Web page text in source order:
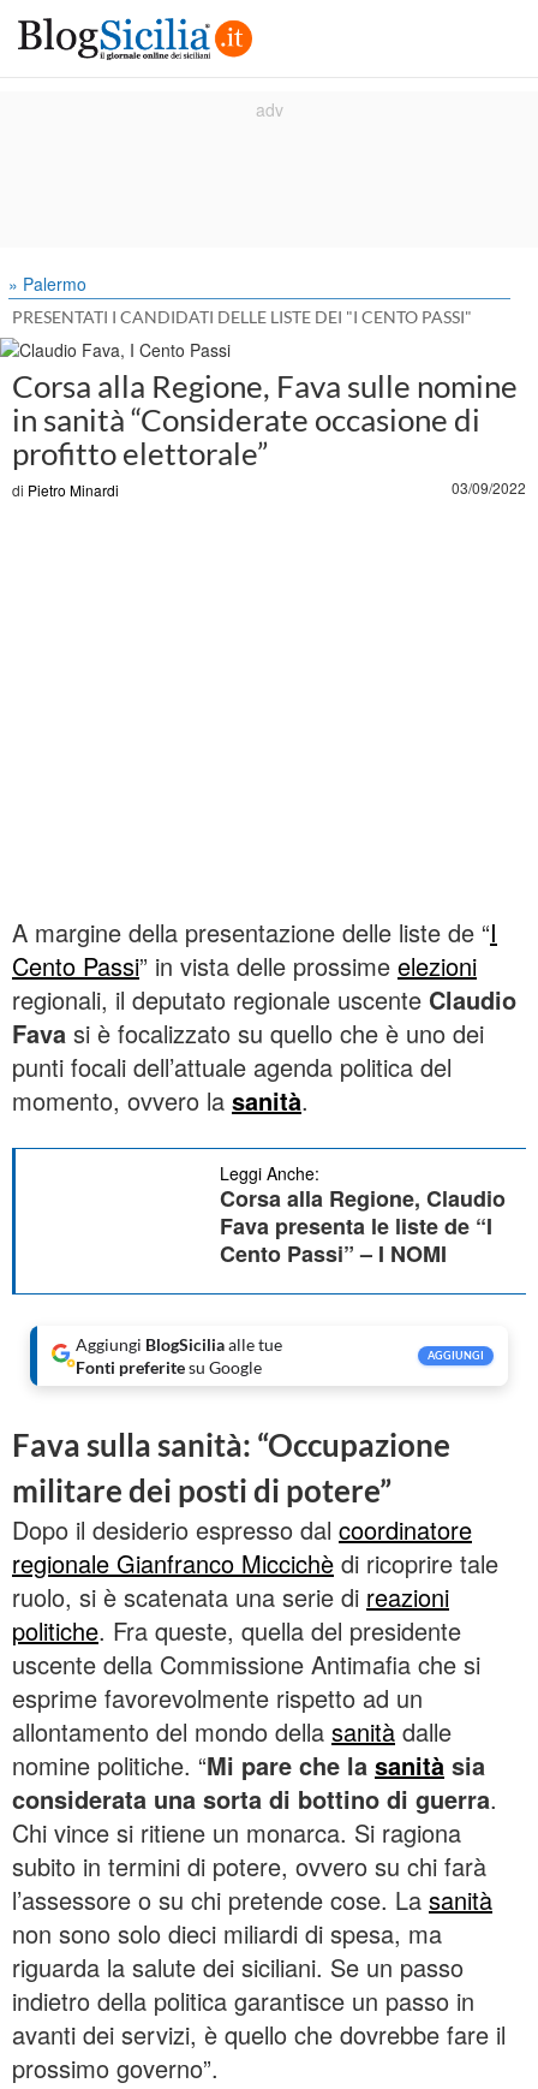
» Palermo
PRESENTATI I CANDIDATI DELLE LISTE DEI "I CENTO PASSI"
Corsa alla Regione, Fava sulle nomine
in sanità “Considerate occasione di
profitto elettorale”
di Pietro Minardi 03/09/2022
A margine della presentazione delle liste de “I
Cento Passi” in vista delle prossime elezioni
regionali, il deputato regionale uscente Claudio
Fava si è focalizzato su quello che è uno dei
punti focali dell’attuale agenda politica del
momento, ovvero la sanità.
Leggi Anche:
Corsa alla Regione, Claudio
Fava presenta le liste de “I
Cento Passi” – I NOMI
Aggiungi BlogSiciliaalle tue
Fonti preferitesu Google
AGGIUNGI
Fava sulla sanità: “Occupazione
militare dei posti di potere”
Dopo il desiderio espresso dal coordinatore
regionale Gianfranco Miccichè di ricoprire tale
ruolo, si è scatenata una serie di reazioni
politiche. Fra queste, quella del presidente
uscente della Commissione Antimafia che si
esprime favorevolmente rispetto ad un
allontamento del mondo della sanità dalle
nomine politiche. “Mi pare che la sanità sia
considerata una sorta di bottino di guerra.
Chi vince si ritiene un monarca. Si ragiona
subito in termini di potere, ovvero su chi farà
l’assessore o su chi pretende cose. La sanità
non sono solo dieci miliardi di spesa, ma
riguarda la salute dei siciliani. Se un passo
indietro della politica garantisce un passo in
avanti dei servizi, è quello che dovrebbe fare il
prossimo governo”.